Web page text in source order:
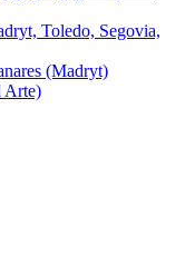
Toledo, Segovia,
(Madryt)
Arte)